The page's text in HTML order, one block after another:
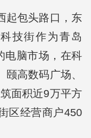
起包头路口，东
技街作为青岛
电脑市场，在科
高数码广场、
面积近9万平方
区经营商户450